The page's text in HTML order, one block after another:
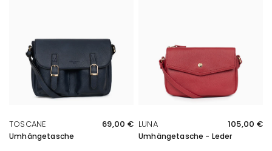
TOSCANE 69,00 €
Umhängetasche
LUNA 105,00 €
Umhängetasche - Leder